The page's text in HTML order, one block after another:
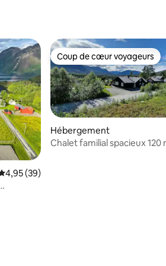
appréciés
moyenne sur la base de 39
4,95 (39)
Coup de cœur voyageurs
Coup de cœur voyageurs
Hébergement
Chalet familial spacieux 120